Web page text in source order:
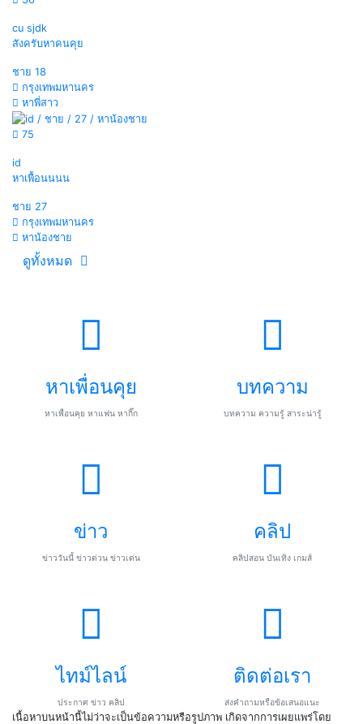
cu sjdk
สังครับหาคนคุย
ชาย 18
กรุงเทพมหานคร
หาพี่สาว
75
id
หาเพื้อนนนน
ชาย 27
กรุงเทพมหานคร
หาน้องชาย
ดูทั้งหมด
หาเพื่อนคุย
หาเพื่อนคุย หาแฟน หากิ๊ก
บทความ
บทความ ความรู้ สาระน่ารู้
ข่าว
ข่าววันนี้ ข่าวด่วน ข่าวเด่น
คลิป
คลิปสอน บันเทิง เกมส์
ไทม์ไลน์
ประกาศ ข่าว คลิป
ติดต่อเรา
ส่งคำถามหรือข้อเสนอแนะ
เนื้อหาบนหน้านี้ไม่ว่าจะเป็นข้อความหรือรูปภาพ เกิดจากการเผยแพร่โดย